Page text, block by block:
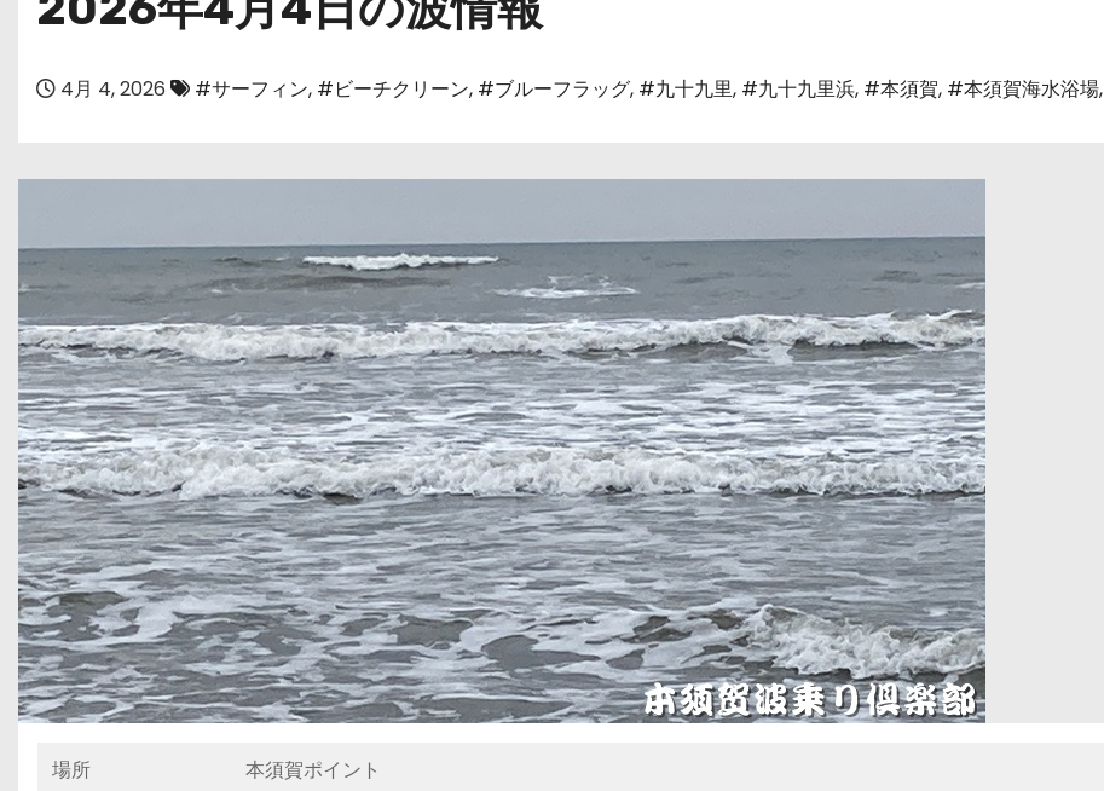
4月 4, 2026 #サーフィン, #ビーチクリーン, #ブルーフラッグ, #九十九里, #九十九里浜, #本須賀, #本須賀海水浴場,
場所
本須賀ポイント